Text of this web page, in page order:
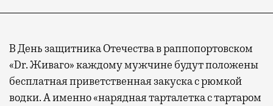
В День защитника Отечества в раппопортовском
«Dr. Живаго» каждому мужчине будут положены
бесплатная приветственная закуска с рюмкой
водки. А именно «нарядная тарталетка с тартаром